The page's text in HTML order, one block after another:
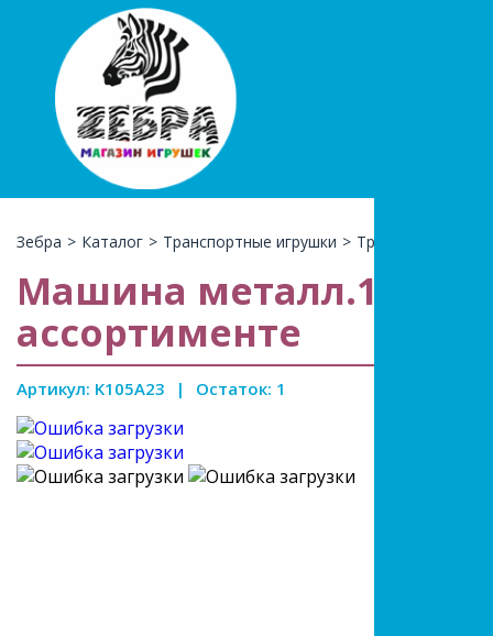
Зебра > Каталог > Транспортные игрушки > Транспорт
Машина металл.1:50,
ассортименте
Артикул: K105A23 | Остаток: 1